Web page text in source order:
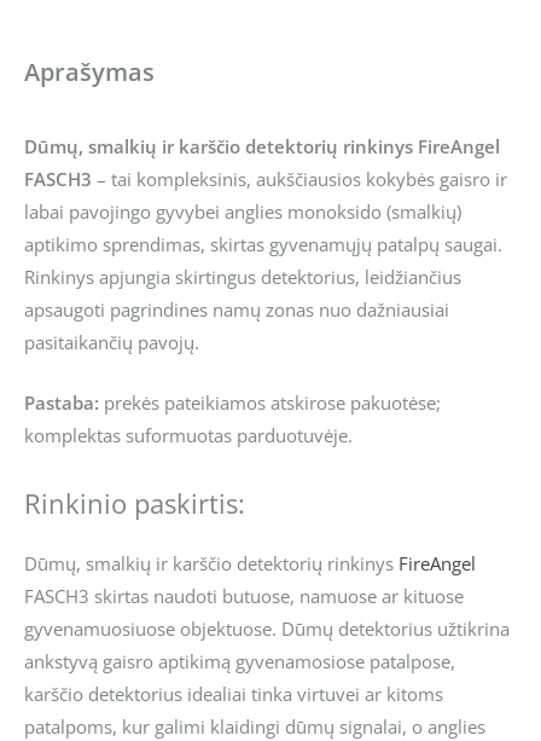
Aprašymas
Dūmų, smalkių ir karščio detektorių rinkinys FireAngel
FASCH3 – tai kompleksinis, aukščiausios kokybės gaisro ir
labai pavojingo gyvybei anglies monoksido (smalkių)
aptikimo sprendimas, skirtas gyvenamųjų patalpų saugai.
Rinkinys apjungia skirtingus detektorius, leidžiančius
apsaugoti pagrindines namų zonas nuo dažniausiai
pasitaikančių pavojų.
Pastaba: prekės pateikiamos atskirose pakuotėse;
komplektas suformuotas parduotuvėje.
Rinkinio paskirtis:
Dūmų, smalkių ir karščio detektorių rinkinys FireAngel
FASCH3 skirtas naudoti butuose, namuose ar kituose
gyvenamuosiuose objektuose. Dūmų detektorius užtikrina
ankstyvą gaisro aptikimą gyvenamosiose patalpose,
karščio detektorius idealiai tinka virtuvei ar kitoms
patalpoms, kur galimi klaidingi dūmų signalai, o anglies